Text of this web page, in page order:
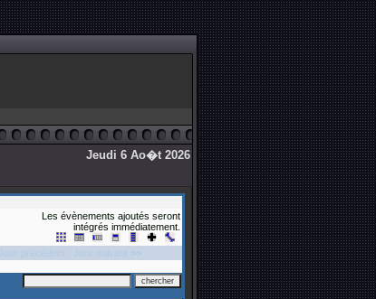
Jeudi 6 Ao�t 2026
Les évènements ajoutés seront
intégrés immédiatement.
Jour précédent Jour suivant >>